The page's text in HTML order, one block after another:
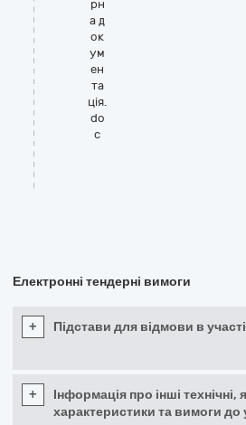
рн
а д
ок
ум
ен
та
ція.
do
c
Електронні тендерні вимоги
+ Підстави для відмови в
+
Інформація про інші технічні,
характеристики та вимоги до